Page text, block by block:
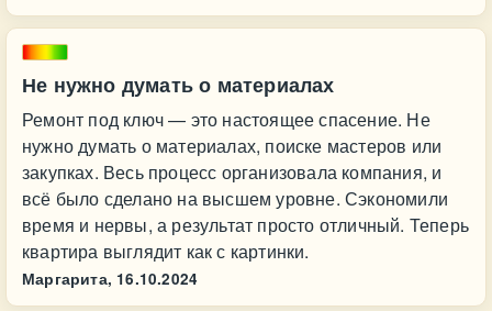
Не нужно думать о материалах
Ремонт под ключ — это настоящее спасение. Не
нужно думать о материалах, поиске мастеров или
закупках. Весь процесс организовала компания, и
всё было сделано на высшем уровне. Сэкономили
время и нервы, а результат просто отличный. Теперь
квартира выглядит как с картинки.
Маргарита, 16.10.2024